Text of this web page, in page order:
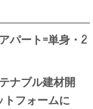
パート=単身・2
ナブル建材開
フォームに